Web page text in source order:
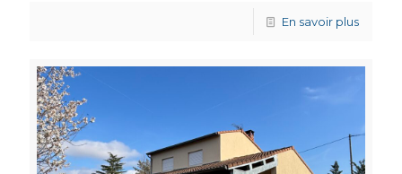
En savoir plus